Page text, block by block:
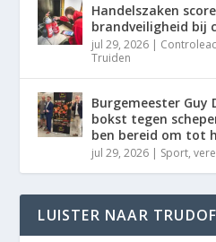
Handelszaken
brandveiligheid bij
jul 29, 2026 |
Truiden
Burgemeester Guy
bokst tegen
ben bereid om tot
jul 29, 2026 | Sport,
LUISTER NAAR